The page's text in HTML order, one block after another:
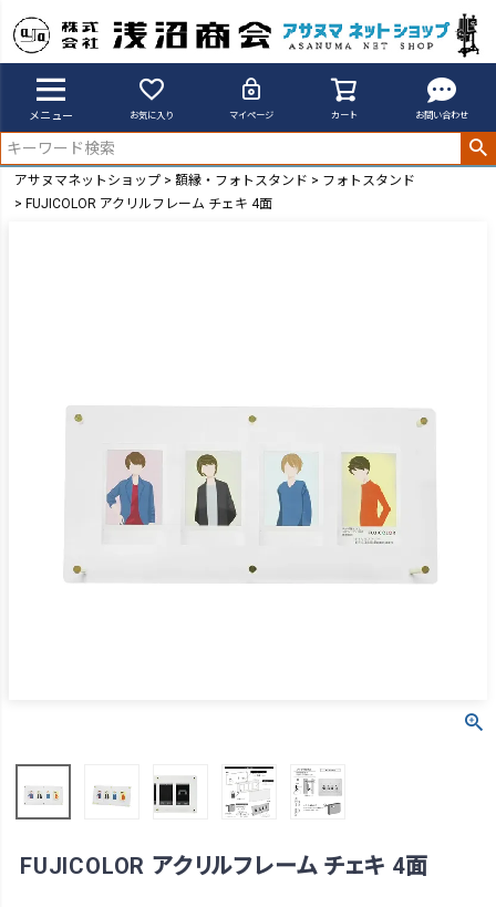
メニュー お気に入り マイページ カート お問い合わせ
アサヌマネットショップ 額縁・フォトスタンド
フォトスタンド
FUJICOLOR アクリルフレーム チェキ 4面
FUJICOLOR アクリルフレーム チェキ 4面